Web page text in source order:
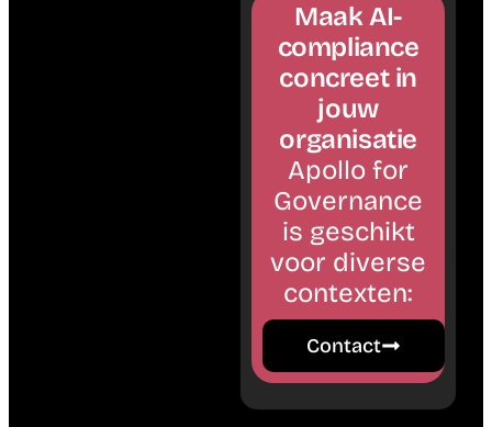
Maak AI-
compliance
concreet in
jouw
organisatie
Apollo for
Governance
is geschikt
voor diverse
contexten:
Contact